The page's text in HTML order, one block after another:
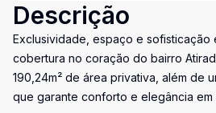
Descrição
Exclusividade, espaço e sofisticação
cobertura no coração do bairro
190,24m² de área privativa, além de
que garante conforto e elegância em